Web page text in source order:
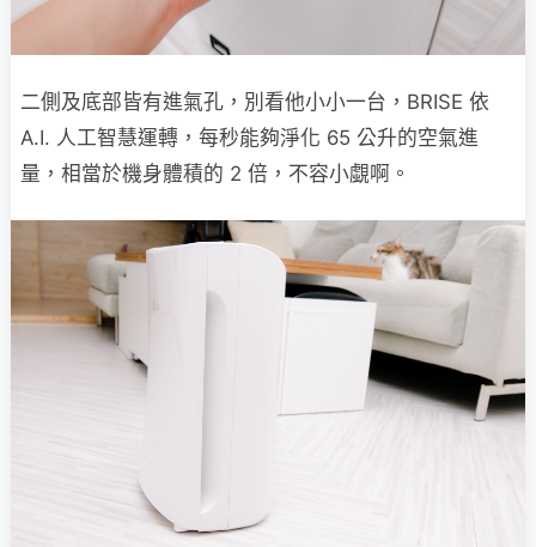
二側及底部皆有進氣孔，別看他小小一台，BRISE 依
A.I. 人工智慧運轉，每秒能夠淨化 65 公升的空氣進
量，相當於機身體積的 2 倍，不容小覷啊。